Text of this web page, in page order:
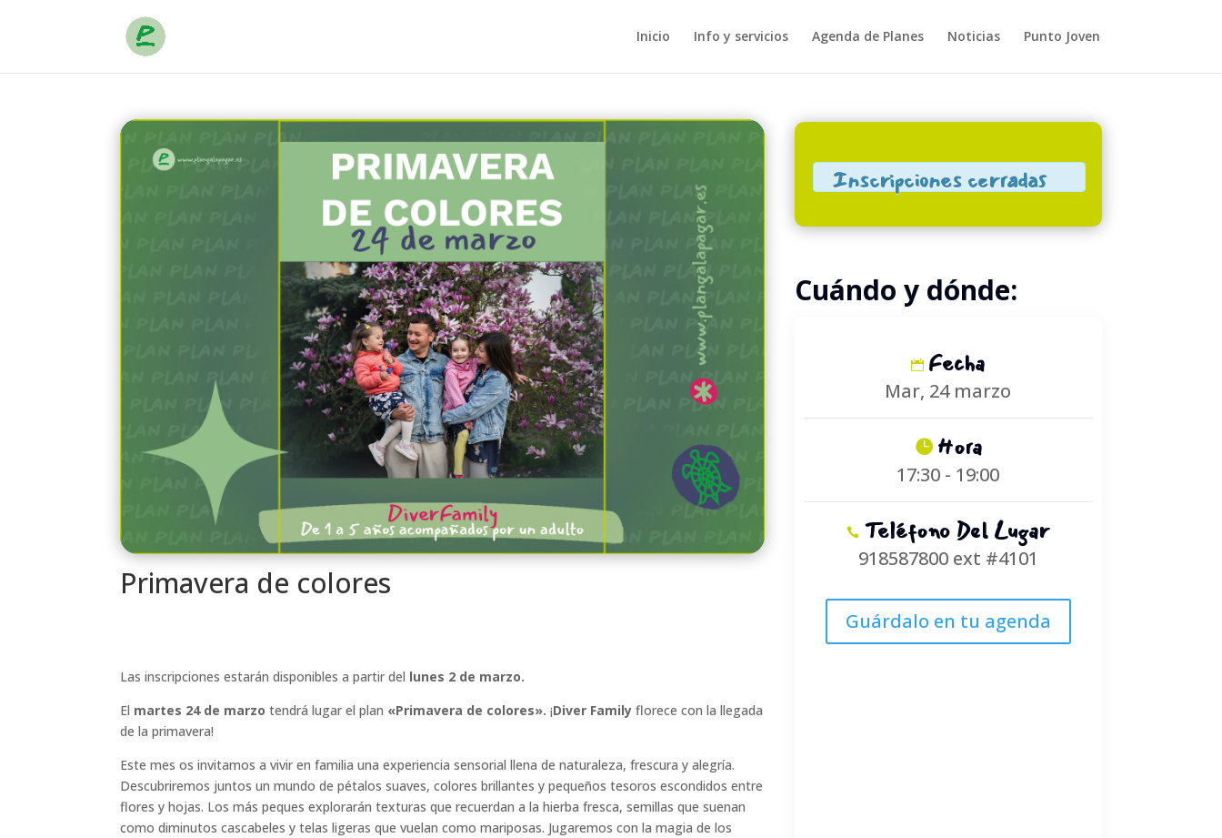
Inicio Info y servicios Agenda de Planes Noticias Punto Joven
Primavera de colores
Las inscripciones estarán disponibles a partir del lunes 2 de marzo.
El martes 24 de marzo tendrá lugar el plan «Primavera de colores». ¡Diver Family florece con la llegada
de la primavera!
Este mes os invitamos a vivir en familia una experiencia sensorial llena de naturaleza, frescura y alegría.
Descubriremos juntos un mundo de pétalos suaves, colores brillantes y pequeños tesoros escondidos entre
flores y hojas. Los más peques explorarán texturas que recuerdan a la hierba fresca, semillas que suenan
como diminutos cascabeles y telas ligeras que vuelan como mariposas. Jugaremos con la magia de los
Inscripciones cerradas
Cuándo y dónde:
Fecha
Mar, 24 marzo
Hora
17:30 - 19:00
Teléfono Del Lugar
918587800 ext #4101
Guárdalo en tu agenda